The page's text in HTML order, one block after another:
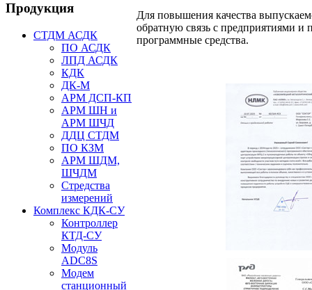
Продукция
СТДМ АСДК
ПО АСДК
ЛПД АСДК
КДК
ДК-М
АРМ ДСП-КП
АРМ ШН и
АРМ ШЧД
ДДЦ СТДМ
ПО КЗМ
АРМ ШДМ,
ШЧДМ
Стредства
измерений
Комплекс КДК-СУ
Контроллер
КТД-СУ
Модуль
ADC8S
Модем
станционный
Для повышения качества
обратную связь с предприятиями
программные средства.